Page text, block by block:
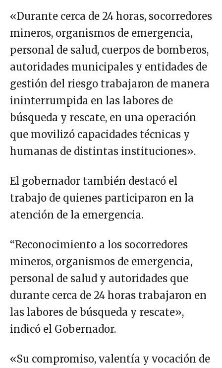
«Durante cerca de 24 horas, socorredores
mineros, organismos de emergencia,
personal de salud, cuerpos de bomberos,
autoridades municipales y entidades de
gestión del riesgo trabajaron de manera
ininterrumpida en las labores de
búsqueda y rescate, en una operación
que movilizó capacidades técnicas y
humanas de distintas instituciones».
El gobernador también destacó el
trabajo de quienes participaron en la
atención de la emergencia.
“Reconocimiento a los socorredores
mineros, organismos de emergencia,
personal de salud y autoridades que
durante cerca de 24 horas trabajaron en
las labores de búsqueda y rescate»,
indicó el Gobernador.
«Su compromiso, valentía y vocación de